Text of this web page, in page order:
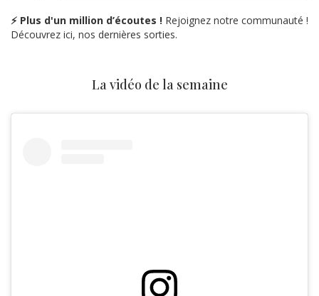
⚡ Plus d'un million d’écoutes ! Rejoignez notre communauté !
Découvrez ici, nos dernières sorties.
La vidéo de la semaine